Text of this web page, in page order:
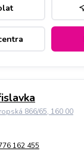
866/65, 160 00
162 455